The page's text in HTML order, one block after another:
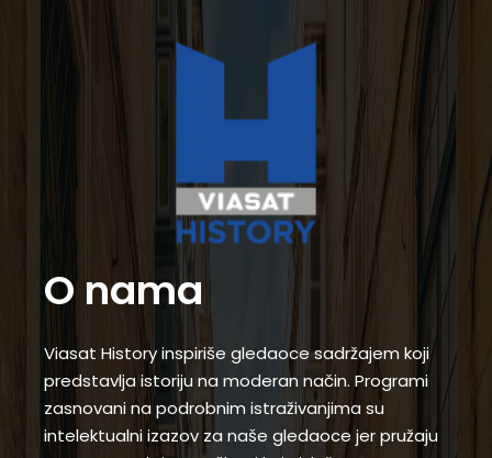
O nama
Viasat History inspiriše gledaoce sadržajem koji
predstavlja istoriju na moderan način. Programi
zasnovani na podrobnim istraživanjima su
intelektualni izazov za naše gledaoce jer pružaju